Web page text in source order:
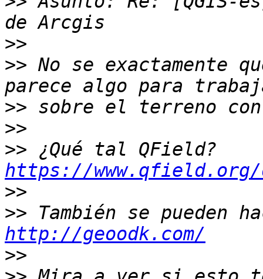
>>
>> No se exactamente
>>
>>
>>
https://www.qfield.org/
>>
>>
http://geoodk.com/
>>